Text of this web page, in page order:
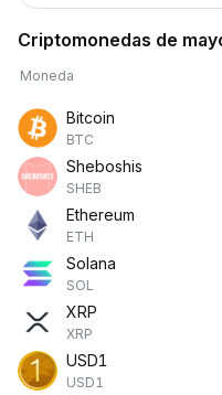
Criptomonedas de
Moneda
Bitcoin
BTC
Sheboshis
SHEB
Ethereum
ETH
Solana
SOL
XRP
XRP
USD1
USD1